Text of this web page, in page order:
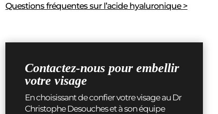
Questions fréquentes sur l’acide hyaluronique >
Contactez-nous pour embellir
votre visage
En choisissant de confier votre visage au Dr
Christophe Desouches et à son équipe